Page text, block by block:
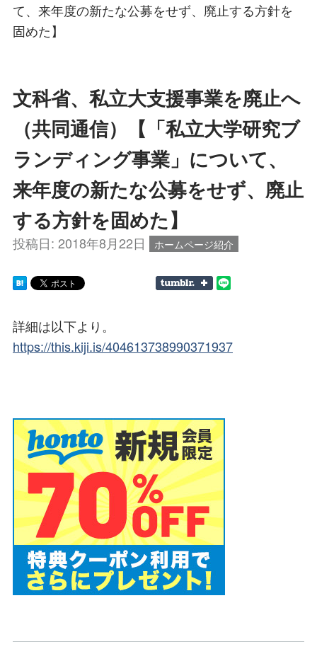
て、来年度の新たな公募をせず、廃止する方針を
固めた】
文科省、私立大支援事業を廃止へ
（共同通信）【「私立大学研究ブ
ランディング事業」について、
来年度の新たな公募をせず、廃止
する方針を固めた】
投稿日: 2018年8月22日 ホームページ紹介
詳細は以下より。
https://this.kiji.is/404613738990371937